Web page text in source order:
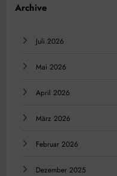
Archive
Juli 2026
Mai 2026
April 2026
März 2026
Februar 2026
Dezember 2025